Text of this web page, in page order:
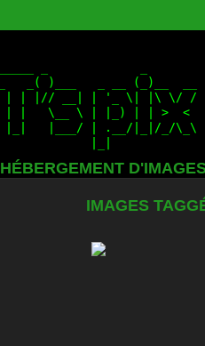
HÉBERGEMENT
IMAGES